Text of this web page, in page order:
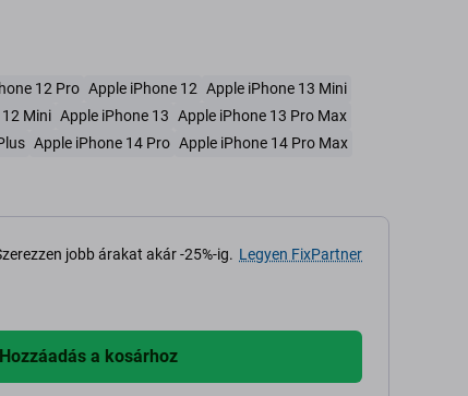
12 Pro Apple iPhone 12 Apple iPhone 13 Mini
Mini Apple iPhone 13 Apple iPhone 13 Pro Max
Apple iPhone 14 Pro Apple iPhone 14 Pro Max
jobb árakat akár -25%-ig. Legyen FixPartner
Hozzáadás a kosárhoz